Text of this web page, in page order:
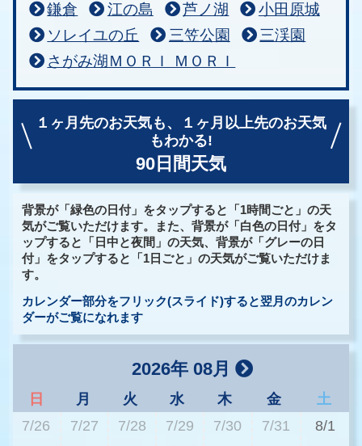
鎌倉
江の島 芦ノ湖
小田原城
ソレイユの丘
三笠公園
三渓園
さがみ湖ＭＯＲＩ ＭＯＲＩ
１ヶ月先のお天気も、
１ヶ月以上先のお天気
もわかる!
90日間天気
背景が「緑色の日付」をタップすると「1時間ごと」の天
気がご覧いただけます。また、背景が「白色の日付」をタ
ップすると「日中と夜間」の天気、背景が「グレーの日
付」をタップすると「1日ごと」の天気がご覧いただけま
す。
カレンダー部分をフリック(スライド)すると翌月のカレン
ダーがご覧になれます
2026年 08月
日 月 火 水 木 金
土
7/26
7/27 7/28 7/29 7/30 7/31 8/1